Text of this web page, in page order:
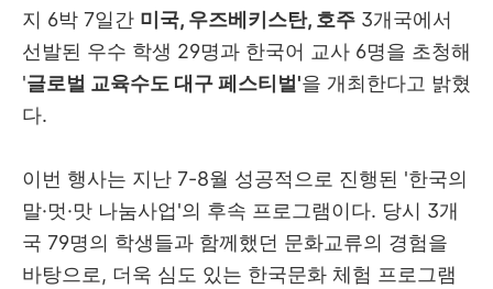
지 6박 7일간 미국, 우즈베키스탄, 호주 3개국에서
선발된 우수 학생 29명과 한국어 교사 6명을 초청해
'글로벌 교육수도 대구 페스티벌'을 개최한다고 밝혔
다.
이번 행사는 지난 7-8월 성공적으로 진행된 '한국의
말·멋·맛 나눔사업'의 후속 프로그램이다. 당시 3개
국 79명의 학생들과 함께했던 문화교류의 경험을
바탕으로, 더욱 심도 있는 한국문화 체험 프로그램